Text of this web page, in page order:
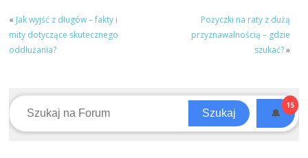
« Jak wyjść z długów – fakty i
mity dotyczące skutecznego
oddłużania?
Pożyczki na raty z dużą
przyznawalnością – gdzie
szukać?»
Szukaj 🔔
15